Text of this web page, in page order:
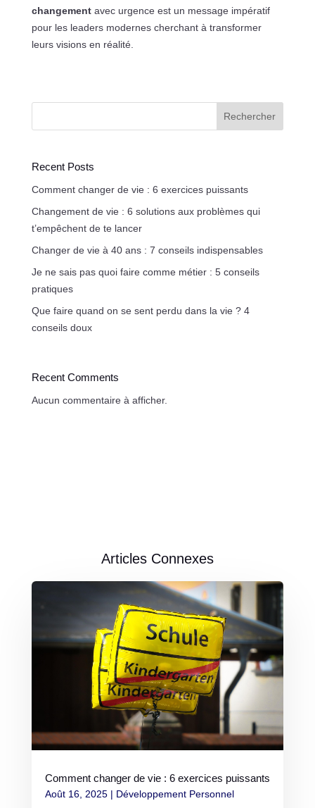
changementavec urgence est un message impératif
pour les leaders modernes cherchant à transformer
leurs visions en réalité.
Rechercher
Recent Posts
Comment changer de vie : 6 exercices puissants
Changement de vie : 6 solutions aux problèmes qui
t’empêchent de te lancer
Changer de vie à 40 ans : 7 conseils indispensables
Je ne sais pas quoi faire comme métier : 5 conseils
pratiques
Que faire quand on se sent perdu dans la vie ? 4
conseils doux
Recent Comments
Aucun commentaire à afficher.
Articles Connexes
Comment changer de vie : 6 exercices puissants
Août 16, 2025| Développement Personnel